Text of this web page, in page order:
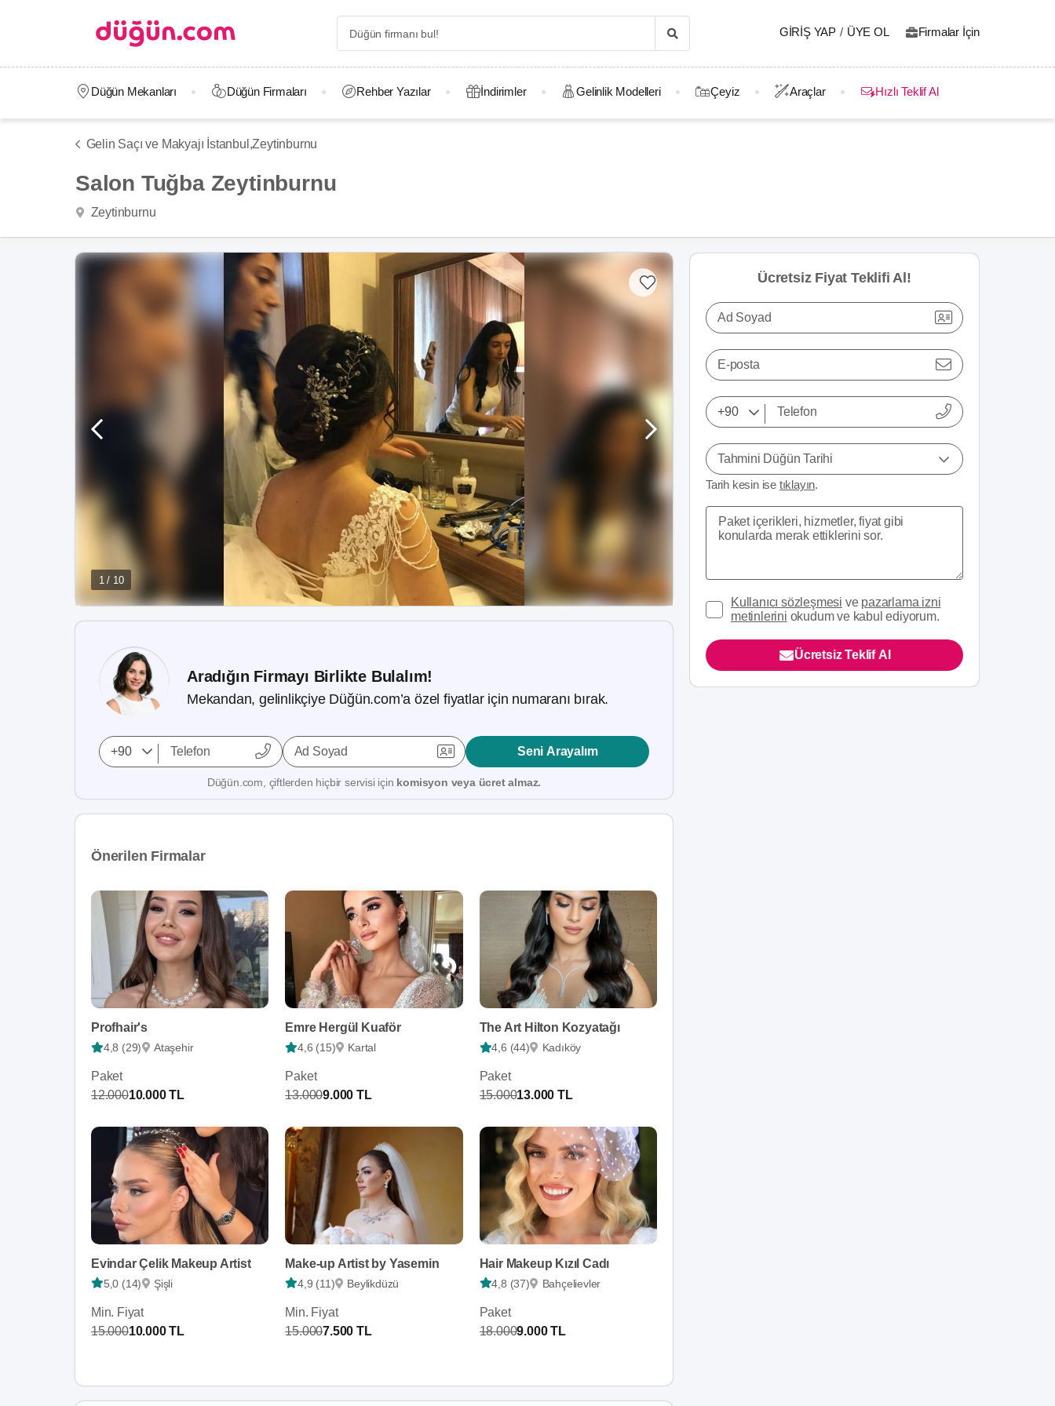
GIRIŞ YAP / ÜYE OL Firmalar İçin
Düğün Mekanları Düğün Firmaları Rehber Yazılar İndirimler Gelinlik Modelleri Çeyiz Araçlar Hızlı Teklif Al
Gelin Saçı ve Makyajı İstanbul,Zeytinburnu
Salon Tuğba Zeytinburnu
Zeytinburnu
1 / 10
Aradığın Firmayı Birlikte Bulalım!
Mekandan, gelinlikçiye Düğün.com’a özel fiyatlar için numaranı bırak.
Ad Soyad Seni Arayalım
Düğün.com, çiftlerden hiçbir servisi için komisyon veya ücret almaz.
Önerilen Firmalar
Profhair's
4,8 (29) Ataşehir
Paket
12.00010.000 TL
Emre Hergül Kuaför
4,6 (15) Kartal
Paket
13.0009.000 TL
The Art Hilton Kozyatağı
4,6 (44) Kadıköy
Paket
15.00013.000 TL
Evindar Çelik Makeup Artist
5,0 (14) Şişli
Min. Fiyat
15.00010.000 TL
Make-up Artist by Yasemin
4,9 (11) Beylikdüzü
Min. Fiyat
15.0007.500 TL
Hair Makeup Kızıl Cadı
4,8 (37) Bahçelievler
Paket
18.0009.000 TL
Ücretsiz Fiyat Teklifi Al!
Ad Soyad
E-posta
Tahmini Düğün Tarihi
Tarih kesin ise tıklayın.
Kullanıcı sözleşmesi ve pazarlama izni
metinlerini okudum ve kabul ediyorum.
Ücretsiz Teklif Al